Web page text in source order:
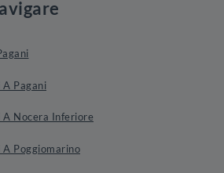
Pagani
Nocera Inferiore
Poggiomarino